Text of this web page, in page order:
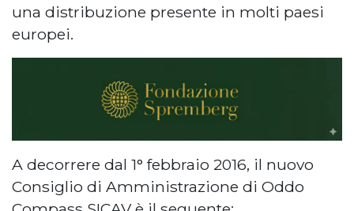
una distribuzione presente in molti paesi
europei.
A decorrere dal 1° febbraio 2016, il nuovo
Consiglio di Amministrazione di Oddo